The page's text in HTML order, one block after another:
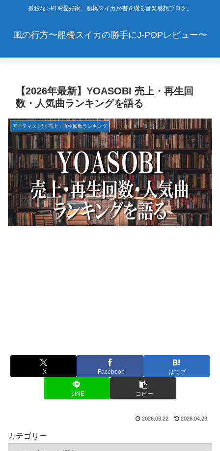
孤独なJ-POP愛好家、船橋スイカが書き綴る音楽感想ブログ。
風の行方〜船橋スイカの勝手にJ-POPレビュー〜
【2026年最新】YOASOBI 売上・再生回
数・人気曲ランキングを語る
アーティスト別 売上・再生回数ランキング
X Facebook はてブ
LINE コピー
2026.03.22 2026.04.23
カテゴリー